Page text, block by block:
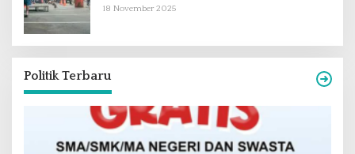
Perayaan Anniversary ke-2
18 November 2025
Politik Terbaru